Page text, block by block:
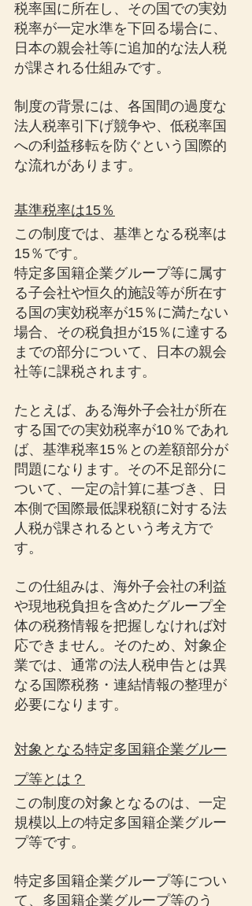
税率国に所在し、その国での実効
税率が一定水準を下回る場合に、
日本の親会社等に追加的な法人税
が課される仕組みです。
制度の背景には、各国間の過度な
法人税率引下げ競争や、低税率国
への利益移転を防ぐという国際的
な流れがあります。
基準税率は15％
この制度では、基準となる税率は
15％です。
特定多国籍企業グループ等に属す
る子会社や恒久的施設等が所在す
る国の実効税率が15％に満たない
場合、その税負担が15％に達する
までの部分について、日本の親会
社等に課税されます。
たとえば、ある海外子会社が所在
する国での実効税率が10％であれ
ば、基準税率15％との差額部分が
問題になります。その不足部分に
ついて、一定の計算に基づき、日
本側で国際最低課税額に対する法
人税が課されるという考え方で
す。
この仕組みは、海外子会社の利益
や現地税負担を含めたグループ全
体の税務情報を把握しなければ対
応できません。そのため、対象企
業では、通常の法人税申告とは異
なる国際税務・連結情報の整理が
必要になります。
対象となる特定多国籍企業グルー
プ等とは？
この制度の対象となるのは、一定
規模以上の特定多国籍企業グルー
プ等です。
特定多国籍企業グループ等につい
て、多国籍企業グループ等のう